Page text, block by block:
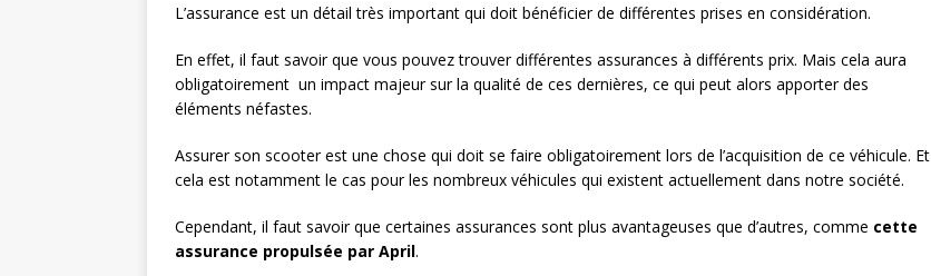
L’assurance est un détail très important qui doit bénéficier de différentes prises en considération.
En effet, il faut savoir que vous pouvez trouver différentes assurances à différents prix. Mais cela aura
obligatoirement un impact majeur sur la qualité de ces dernières, ce qui peut alors apporter des
éléments néfastes.
Assurer son scooter est une chose qui doit se faire obligatoirement lors de l’acquisition de ce véhicule. Et
cela est notamment le cas pour les nombreux véhicules qui existent actuellement dans notre société.
Cependant, il faut savoir que certaines assurances sont plus avantageuses que d’autres, comme cette
assurance propulsée par April.